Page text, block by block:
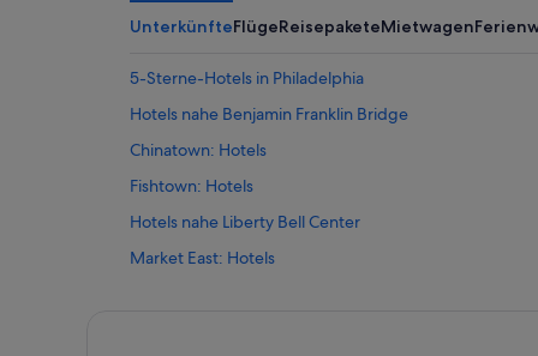
UnterkünfteFlügeReisepaketeMietwagen
5-Sterne-Hotels in Philadelphia
Hotels nahe Benjamin Franklin Bridge
Chinatown: Hotels
Fishtown: Hotels
Hotels nahe Liberty Bell Center
Market East: Hotels